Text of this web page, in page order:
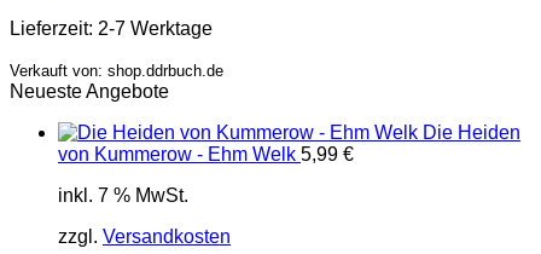
Lieferzeit: 2-7 Werktage
Verkauft von: shop.ddrbuch.de
Neueste Angebote
Die Heiden
von Kummerow - Ehm Welk 5,99 €
inkl. 7 % MwSt.
zzgl. Versandkosten